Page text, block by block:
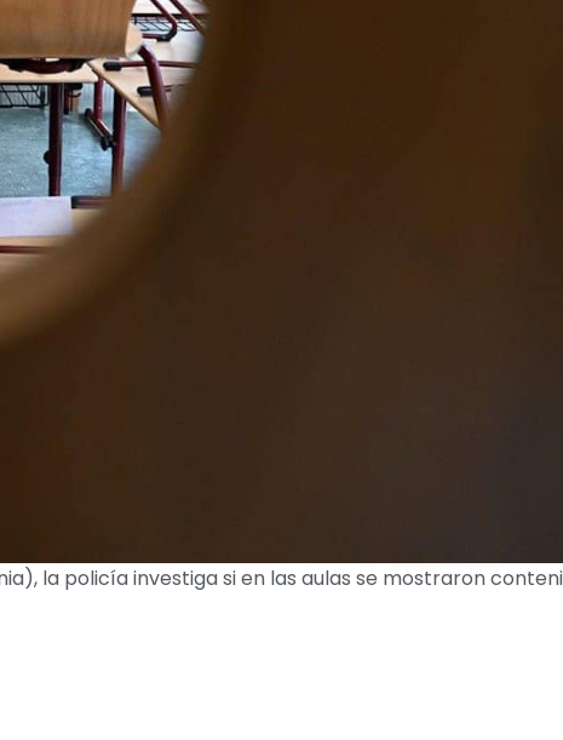
la policía investiga si en las aulas se mostraron